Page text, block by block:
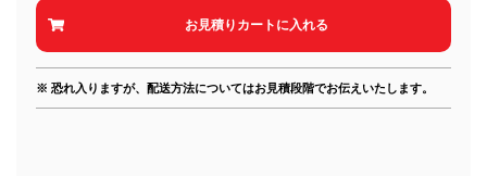
※ 恐れ入りますが、配送方法についてはお見積段階でお伝えいたします。